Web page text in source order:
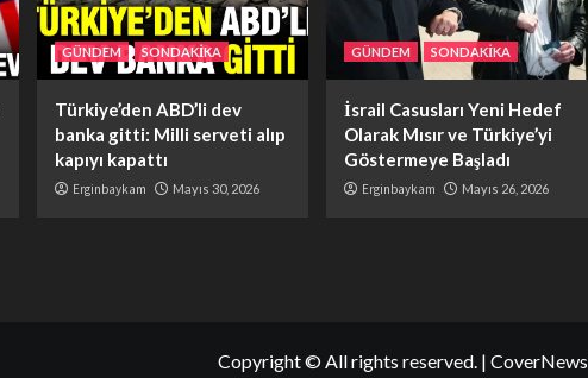
GÜNDEM SONDAKİKA
Türkiye’den ABD’li dev
banka gitti: Milli serveti alıp
kapıyı kapattı
Erginbaykam Mayıs 30, 2026
GÜNDEM SONDAKİKA
İsrail Casusları Yeni Hedef
Olarak Mısır ve Türkiye’yi
Göstermeye Başladı
Erginbaykam Mayıs 26, 2026
Copyright © All rights reserved. | CoverNews